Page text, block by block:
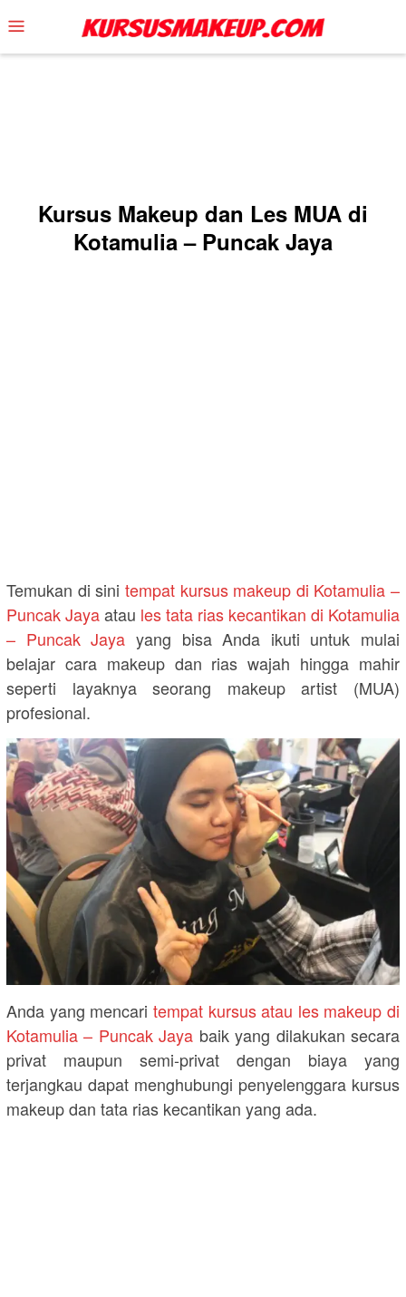
to
content
Mobile
Menu
Kursus Makeup dan Les MUA di
Kotamulia – Puncak Jaya
Temukan di sini tempat kursus makeup di Kotamulia –
Puncak Jayaatau les tata rias kecantikan di Kotamulia
– Puncak Jaya yang bisa Anda ikuti untuk mulai
belajar cara makeup dan rias wajah hingga mahir
seperti layaknya seorang makeup artist (MUA)
profesional.
Anda yang mencari tempat kursus atau les makeup di
Kotamulia – Puncak Jaya baik yang dilakukan secara
privat maupun semi-privat dengan biaya yang
terjangkau dapat menghubungi penyelenggara kursus
makeup dan tata rias kecantikan yang ada.